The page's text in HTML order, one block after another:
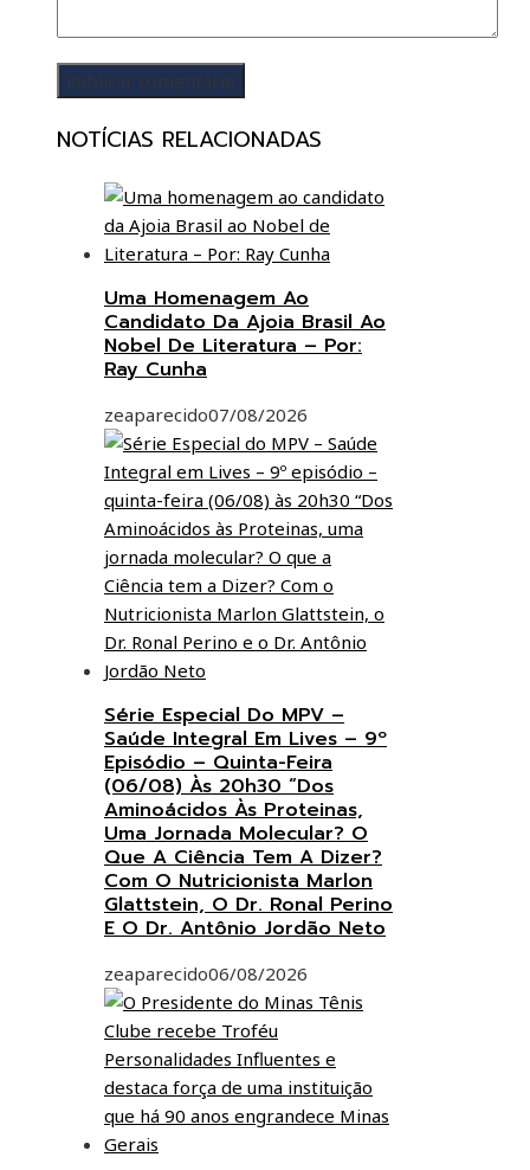
NOTÍCIAS RELACIONADAS
Uma Homenagem Ao
Candidato Da Ajoia Brasil Ao
Nobel De Literatura – Por:
Ray Cunha
zeaparecido07/08/2026
Série Especial Do MPV –
Saúde Integral Em Lives – 9º
Episódio – Quinta-Feira
(06/08) Às 20h30 “Dos
Aminoácidos Às Proteinas,
Uma Jornada Molecular? O
Que A Ciência Tem A Dizer?
Com O Nutricionista Marlon
Glattstein, O Dr. Ronal Perino
E O Dr. Antônio Jordão Neto
zeaparecido06/08/2026